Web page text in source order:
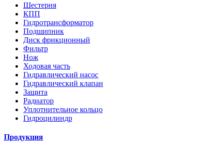
Шестерня
КПП
Гидротрансформатор
Подшипник
Диск фрикционный
Фильтр
Нож
Ходовая часть
Гидравлический насос
Гидравлический клапан
Защита
Радиатор
Уплотнительное кольцо
Гидроцилиндр
Продукция